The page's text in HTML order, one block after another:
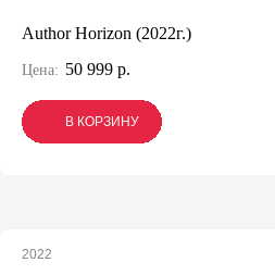
Author Horizon (2022г.)
Цена: 50 999 р.
В КОРЗИНУ
В КОРЗИНУ
В КОРЗИНУ
2022